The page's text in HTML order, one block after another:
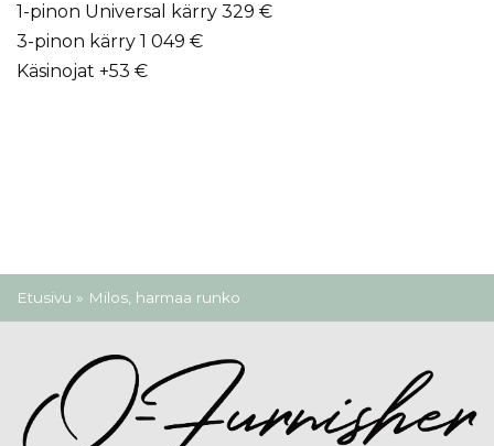
1-pinon Universal kärry 329 €
3-pinon kärry 1 049 €
Käsinojat +53 €
Olet täällä
Etusivu » Milos, harmaa runko